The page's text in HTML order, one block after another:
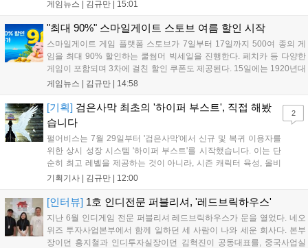
원 증정한다. 또한 9월 30일까지 공식 유튜브에서 특별 프로그램을 시청
게임뉴스 | 김규만 | 15:01
"최대 90%" 스마일게이트 스토브 여름 할인 시작
스마일게이트 게임 플랫폼 스토브가 7일부터 17일까지 500여 종의 게
임을 최대 90% 할인하는 쿨썸머 빅세일을 진행한다. 페치카 등 다양한
게임이 포함되며 3차에 걸친 할인 쿠폰도 제공된다. 15일에는 1920년대
경성 배경의 신작 그날의 신문이 출시되며, 15일부터 17일까지는 국내
은 공식 페이지에서 확인 가능하다....
게임뉴스 | 김규만 | 14:58
[기획] 검은사막 최초의 '하이퍼 부스트', 직접 해봤
습니다
펄어비스는 7월 29일부터 '검은사막'에서 신규 및 복귀 이용자를
위한 상시 성장 시스템 '하이퍼 부스트'를 시작했습니다. 이는 단
순히 최고 레벨을 제공하는 것이 아니라, 시즌 캐릭터 육성, 올비
아 아카데미 수료, 아침의 나라 설화 진행 등 4단계 과정을 통해
용자는 과제를 완수하며 동(V) 투발라 장비와 검은별 무기, 카라
기획기사 | 김규만 | 12:00
2
[인터뷰] 1호 인디전문 퍼블리셔, '레드브릭하우스'
지난 6월 인디게임 전문 퍼블리셔 레드브릭하우스가 문을 열었다. 네오
위즈 투자사업본부에서 함께 일하던 세 사람이 나와 세운 회사다. 본부
장이던 홍지철과 인디투자실장이던 김혁진이 공동대표를, 중국사업실